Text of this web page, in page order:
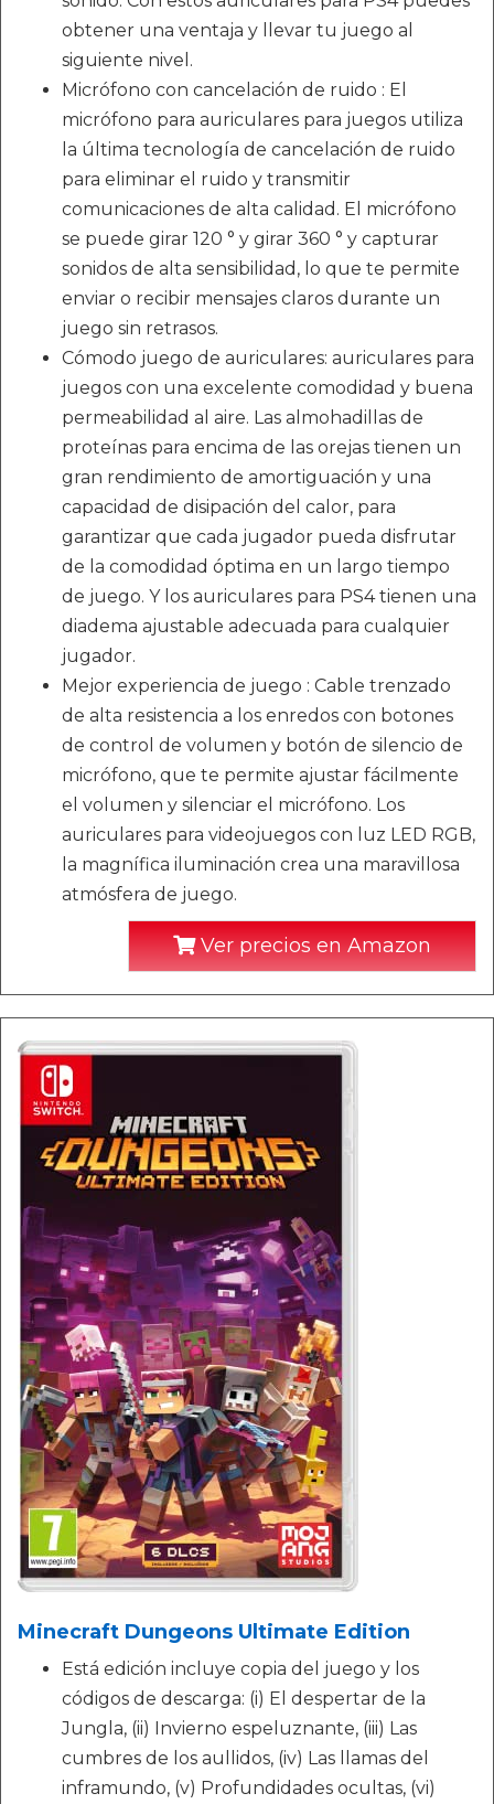
obtener una ventaja y llevar tu juego al
siguiente nivel.
Micrófono con cancelación de ruido : El
micrófono para auriculares para juegos utiliza
la última tecnología de cancelación de ruido
para eliminar el ruido y transmitir
comunicaciones de alta calidad. El micrófono
se puede girar 120 ° y girar 360 ° y capturar
sonidos de alta sensibilidad, lo que te permite
enviar o recibir mensajes claros durante un
juego sin retrasos.
Cómodo juego de auriculares: auriculares para
juegos con una excelente comodidad y buena
permeabilidad al aire. Las almohadillas de
proteínas para encima de las orejas tienen un
gran rendimiento de amortiguación y una
capacidad de disipación del calor, para
garantizar que cada jugador pueda disfrutar
de la comodidad óptima en un largo tiempo
de juego. Y los auriculares para PS4 tienen una
diadema ajustable adecuada para cualquier
jugador.
Mejor experiencia de juego : Cable trenzado
de alta resistencia a los enredos con botones
de control de volumen y botón de silencio de
micrófono, que te permite ajustar fácilmente
el volumen y silenciar el micrófono. Los
auriculares para videojuegos con luz LED RGB,
la magnífica iluminación crea una maravillosa
atmósfera de juego.
Ver precios en Amazon
Minecraft Dungeons Ultimate Edition
Está edición incluye copia del juego y los
códigos de descarga: (i) El despertar de la
Jungla, (ii) Invierno espeluznante, (iii) Las
cumbres de los aullidos, (iv) Las llamas del
inframundo, (v) Profundidades ocultas, (vi)